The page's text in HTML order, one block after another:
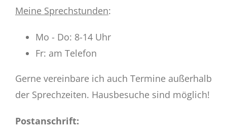
Meine Sprechstunden:
Mo - Do: 8-14 Uhr
Fr: am Telefon
Gerne vereinbare ich auch Termine außerhalb
der Sprechzeiten. Hausbesuche sind möglich!
Postanschrift: